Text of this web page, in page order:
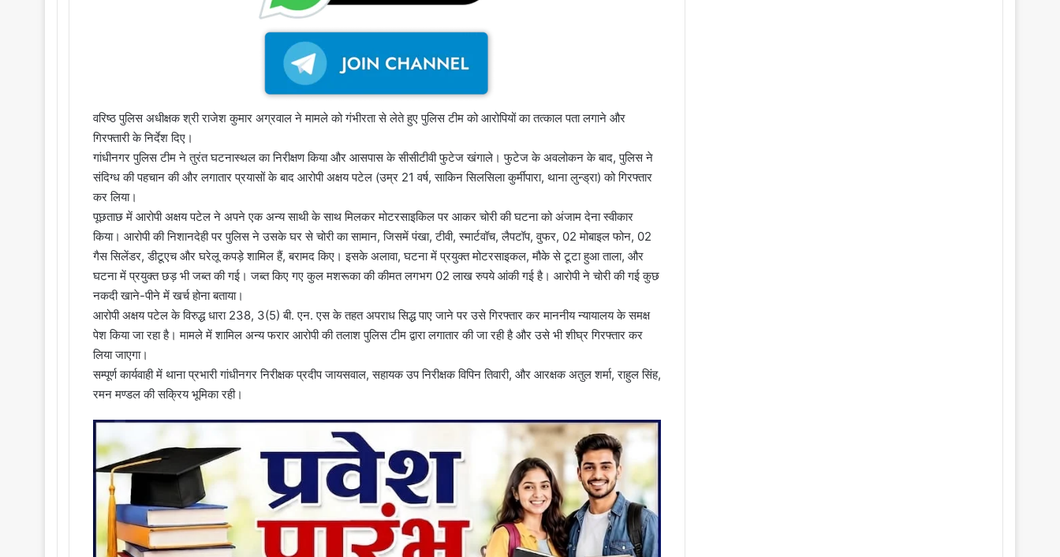
वरिष्ठ पुलिस अधीक्षक श्री राजेश कुमार अग्रवाल ने मामले को गंभीरता से लेते हुए पुलिस टीम को आरोपियों का तत्काल पता लगाने और
गिरफ्तारी के निर्देश दिए।
गांधीनगर पुलिस टीम ने तुरंत घटनास्थल का निरीक्षण किया और आसपास के सीसीटीवी फुटेज खंगाले। फुटेज के अवलोकन के बाद, पुलिस ने
संदिग्ध की पहचान की और लगातार प्रयासों के बाद आरोपी अक्षय पटेल (उम्र 21 वर्ष, साकिन सिलसिला कुर्मीपारा, थाना लुन्ड्रा) को गिरफ्तार
कर लिया।
पूछताछ में आरोपी अक्षय पटेल ने अपने एक अन्य साथी के साथ मिलकर मोटरसाइकिल पर आकर चोरी की घटना को अंजाम देना स्वीकार
किया। आरोपी की निशानदेही पर पुलिस ने उसके घर से चोरी का सामान, जिसमें पंखा, टीवी, स्मार्टवॉच, लैपटॉप, वुफर, 02 मोबाइल फोन, 02
गैस सिलेंडर, डीटूएच और घरेलू कपड़े शामिल हैं, बरामद किए। इसके अलावा, घटना में प्रयुक्त मोटरसाइकल, मौके से टूटा हुआ ताला, और
घटना में प्रयुक्त छड़ भी जब्त की गई। जब्त किए गए कुल मशरूका की कीमत लगभग 02 लाख रुपये आंकी गई है। आरोपी ने चोरी की गई कुछ
नकदी खाने-पीने में खर्च होना बताया।
आरोपी अक्षय पटेल के विरुद्ध धारा 238, 3(5) बी. एन. एस के तहत अपराध सिद्ध पाए जाने पर उसे गिरफ्तार कर माननीय न्यायालय के समक्ष
पेश किया जा रहा है। मामले में शामिल अन्य फरार आरोपी की तलाश पुलिस टीम द्वारा लगातार की जा रही है और उसे भी शीघ्र गिरफ्तार कर
लिया जाएगा।
सम्पूर्ण कार्यवाही में थाना प्रभारी गांधीनगर निरीक्षक प्रदीप जायसवाल, सहायक उप निरीक्षक विपिन तिवारी, और आरक्षक अतुल शर्मा, राहुल सिंह,
रमन मण्डल की सक्रिय भूमिका रही।